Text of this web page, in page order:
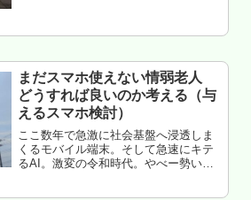
り、道具としてクルマ/バイクの価値
ら...
まだスマホ使えない情弱老人
どうすれば良いのか考える（与
えるスマホ検討）
ここ数年で急激に社会基盤へ浸透しま
くるモバイル端末。そして急速にキテ
るAI。激変の令和時代。やべー勢いで